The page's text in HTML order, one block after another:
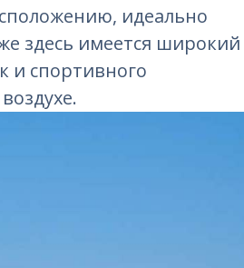
идеально
здесь имеется широкий
и спортивного